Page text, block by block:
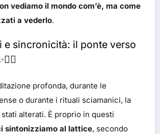
vediamo il mondo com’è, ma come
a vederlo.
e sincronicità: il ponte verso
profonda, durante le
o durante i rituali sciamanici, la
alterati. È proprio in questi
sintonizziamo al lattice, secondo